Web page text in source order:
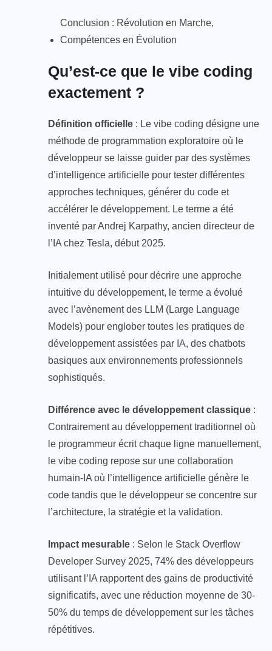
Conclusion : Révolution en Marche,
Compétences en Évolution
Qu’est-ce que le vibe coding
exactement ?
Définition officielle : Le vibe coding désigne une
méthode de programmation exploratoire où le
développeur se laisse guider par des systèmes
d’intelligence artificielle pour tester différentes
approches techniques, générer du code et
accélérer le développement. Le terme a été
inventé par Andrej Karpathy, ancien directeur de
l’IA chez Tesla, début 2025.
Initialement utilisé pour décrire une approche
intuitive du développement, le terme a évolué
avec l’avènement des LLM (Large Language
Models) pour englober toutes les pratiques de
développement assistées par IA, des chatbots
basiques aux environnements professionnels
sophistiqués.
Différence avec le développement classique :
Contrairement au développement traditionnel où
le programmeur écrit chaque ligne manuellement,
le vibe coding repose sur une collaboration
humain-IA où l’intelligence artificielle génère le
code tandis que le développeur se concentre sur
l’architecture, la stratégie et la validation.
Impact mesurable : Selon le Stack Overflow
Developer Survey 2025, 74% des développeurs
utilisant l’IA rapportent des gains de productivité
significatifs, avec une réduction moyenne de 30-
50% du temps de développement sur les tâches
répétitives.